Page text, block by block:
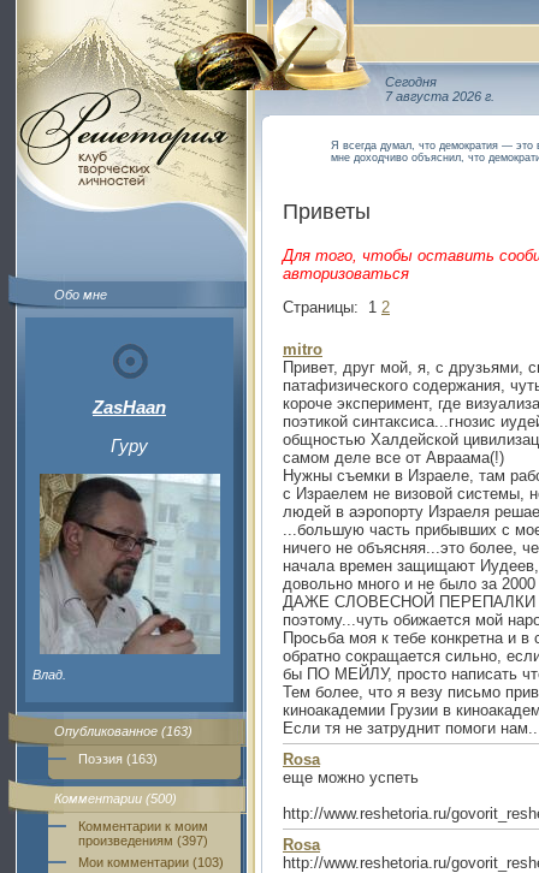
Обо мне
ZasHaan
Гуру
Влад.
Опубликованное (163)
Поэзия (163)
Комментарии (500)
Комментарии к моим
произведениям (397)
Мои комментарии (103)
Сегодня
7 августа 2026 г.
Я всегда думал, что демократия — это
мне доходчиво объяснил, что
Приветы
Для того, чтобы оставить
авторизоваться
Страницы: 1 2
mitro
Привет, друг мой, я, с друзьями,
патафизического содержания,
короче эксперимент, где
поэтикой синтаксиса...гнозис
общностью Халдейской
самом деле все от Авраама(!)
Нужны съемки в Израеле, там
с Израелем не визовой системы,
людей в аэропорту Израеля
...большую часть прибывших с
ничего не объясняя...это более,
начала времен защищают
довольно много и не было за
ДАЖЕ СЛОВЕСНОЙ ПЕРЕПАЛКИ
поэтому...чуть обижается мой
Просьба моя к тебе конкретна и
обратно сокращается сильно,
бы ПО МЕЙЛУ, просто написать
Тем более, что я везу письмо
киноакадемии Грузии в
Если тя не затруднит помоги
Rosa
еще можно успеть
http://www.reshetoria.ru/
Rosa
http://www.reshetoria.ru/